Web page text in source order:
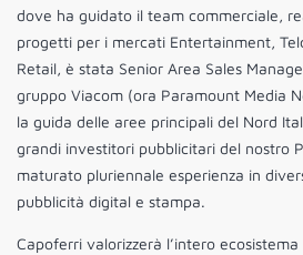
dove ha guidato il team commerciale,
progetti per i mercati Entertainment,
Retail, è stata Senior Area Sales
gruppo Viacom (ora Paramount Media
la guida delle aree principali del Nord
grandi investitori pubblicitari del nostro
maturato pluriennale esperienza in
pubblicità digital e stampa.
Capoferri valorizzerà l’intero